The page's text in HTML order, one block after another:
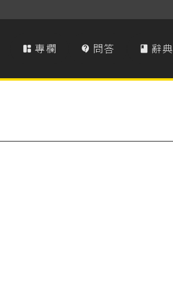
 專欄  問答  辭典